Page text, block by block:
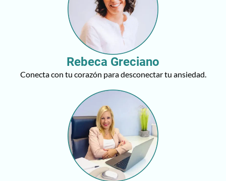
Rebeca Greciano
Conecta con tu corazón para desconectar tu ansiedad.